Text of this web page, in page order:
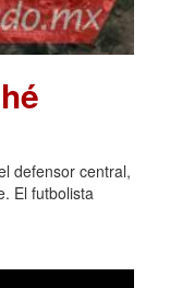
defensor central,
El futbolista